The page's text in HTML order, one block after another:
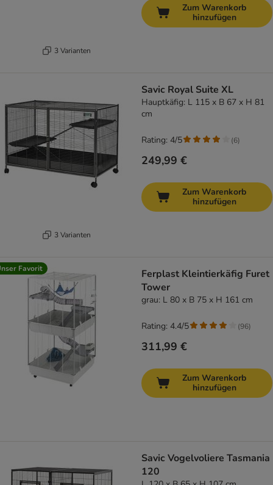
3 Varianten
Zum Warenkorb
hinzufügen
3 Varianten
Savic Royal Suite XL
Hauptkäfig: L 115 x B 67 x H 81
cm
249,99 €
Rating: 4/5 (6)
Zum Warenkorb
hinzufügen
Favorit
Ferplast Kleintierkäfig Furet
Tower
grau: L 80 x B 75 x H 161 cm
311,99 €
Rating: 4.4/5 (96)
Zum Warenkorb
hinzufügen
Savic Vogelvoliere Tasmania
120